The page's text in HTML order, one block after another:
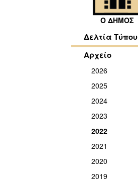
Ο ΔΗΜΟΣ
Δελτία Τύπου
Αρχείο
2026
2025
2024
2023
2022
2021
2020
2019